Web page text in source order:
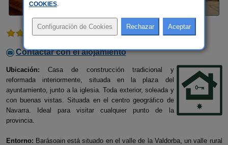
1 comentario
Contactar con el alojamiento
Ubicación: Casa de construcción tradicional y
reformada interiormente, situada en la plaza del
ayuntamiento, junto a la iglesia. Toda exterior, soleada y
con buenas vistas. Situada en el centro geográfico de
Navarra. Ideal para visitar cualquier punto de la
provincia.
Entorno: Barásoain está situado en el valle de la Valdorba, un valle rural
COOKIES.